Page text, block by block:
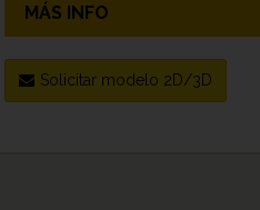
MÁS INFO
Solicitar modelo 2D/3D